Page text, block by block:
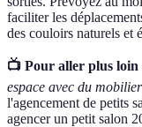
faciliter les
des couloirs naturels et
📺 Pour aller plus loin
espace avec du
l'agencement de petits
agencer un petit salon